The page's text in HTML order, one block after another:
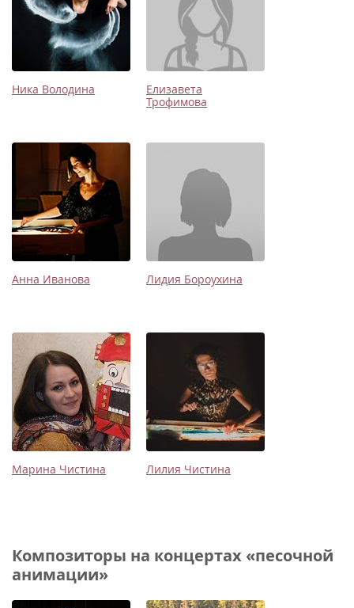
Ника Володина
Елизавета
Трофимова
Анна Иванова Лидия Бороухина
Марина Чистина Лилия Чистина
Композиторы на концертах «песочной
анимации»